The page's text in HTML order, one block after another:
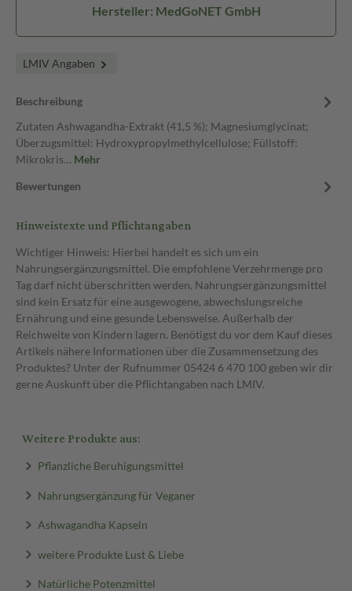
Hersteller: MedGoNET GmbH
LMIV Angaben
Beschreibung
Zutaten Ashwagandha-Extrakt (41,5 %); Magnesiumglycinat;
Überzugsmittel: Hydroxypropylmethylcellulose; Füllstoff:
Mikrokris… Mehr
Bewertungen
Hinweistexte und Pflichtangaben
Wichtiger Hinweis: Hierbei handelt es sich um ein
Nahrungsergänzungsmittel. Die empfohlene Verzehrmenge pro
Tag darf nicht überschritten werden. Nahrungsergänzungsmittel
sind kein Ersatz für eine ausgewogene, abwechslungsreiche
Ernährung und eine gesunde Lebensweise. Außerhalb der
Reichweite von Kindern lagern. Benötigst du vor dem Kauf dieses
Artikels nähere Informationen über die Zusammensetzung des
Produktes? Unter der Rufnummer 05424 6 470 100 geben wir dir
gerne Auskunft über die Pflichtangaben nach LMIV.
Weitere Produkte aus:
Pflanzliche Beruhigungsmittel
Nahrungsergänzung für Veganer
Ashwagandha Kapseln
weitere Produkte Lust & Liebe
Natürliche Potenzmittel